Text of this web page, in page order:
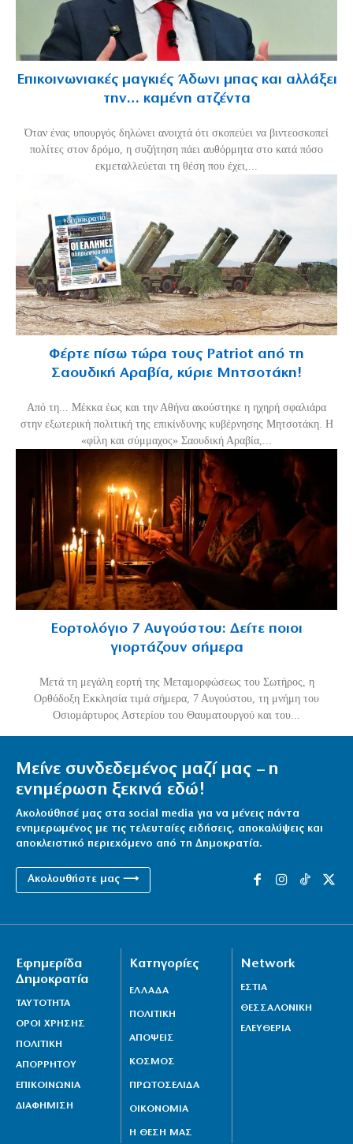
Επικοινωνιακές μαγκιές Άδωνι μπας και αλλάξει
την… καμένη ατζέντα
Όταν ένας υπουργός δηλώνει ανοιχτά ότι σκοπεύει να βιντεοσκοπεί
πολίτες στον δρόμο, η συζήτηση πάει αυθόρμητα στο κατά πόσο
εκμεταλλεύεται τη θέση που έχει,...
Φέρτε πίσω τώρα τους Patriot από τη
Σαουδική Αραβία, κύριε Μητσοτάκη!
Από τη... Μέκκα έως και την Αθήνα ακούστηκε η ηχηρή σφαλιάρα
στην εξωτερική πολιτική της επικίνδυνης κυβέρνησης Μητσοτάκη. Η
«φίλη και σύμμαχος» Σαουδική Αραβία,...
Εορτολόγιο 7 Αυγούστου: Δείτε ποιοι
γιορτάζουν σήμερα
Μετά τη μεγάλη εορτή της Μεταμορφώσεως του Σωτήρος, η
Ορθόδοξη Εκκλησία τιμά σήμερα, 7 Αυγούστου, τη μνήμη του
Οσιομάρτυρος Αστερίου του Θαυματουργού και του...
Μείνε συνδεδεμένος μαζί μας – η
ενημέρωση ξεκινά εδώ!
Ακολούθησέ μας στα social media για να μένεις πάντα
ενημερωμένος με τις τελευταίες ειδήσεις, αποκαλύψεις και
αποκλειστικό περιεχόμενο από τη Δημοκρατία.
Ακολουθήστε μας ⟶
Εφημερίδα
Δημοκρατία
ΤΑΥΤΟΤΗΤΑ
ΟΡΟΙ ΧΡΗΣΗΣ
ΠΟΛΙΤΙΚΗ
ΑΠΟΡΡΗΤΟΥ
ΕΠΙΚΟΙΝΩΝΙΑ
ΔΙΑΦΗΜΙΣΗ
Κατηγορίες
ΕΛΛΑΔΑ
ΠΟΛΙΤΙΚΗ
ΑΠΟΨΕΙΣ
ΚΟΣΜΟΣ
ΠΡΩΤΟΣΕΛΙΔΑ
ΟΙΚΟΝΟΜΙΑ
Η ΘΕΣΗ ΜΑΣ
Network
ΕΣΤΙΑ
ΘΕΣΣΑΛΟΝΙΚΗ
ΕΛΕΥΘΕΡΙΑ